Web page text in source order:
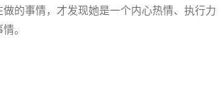
的事情，才发现她是一个内心热情、执行力
。